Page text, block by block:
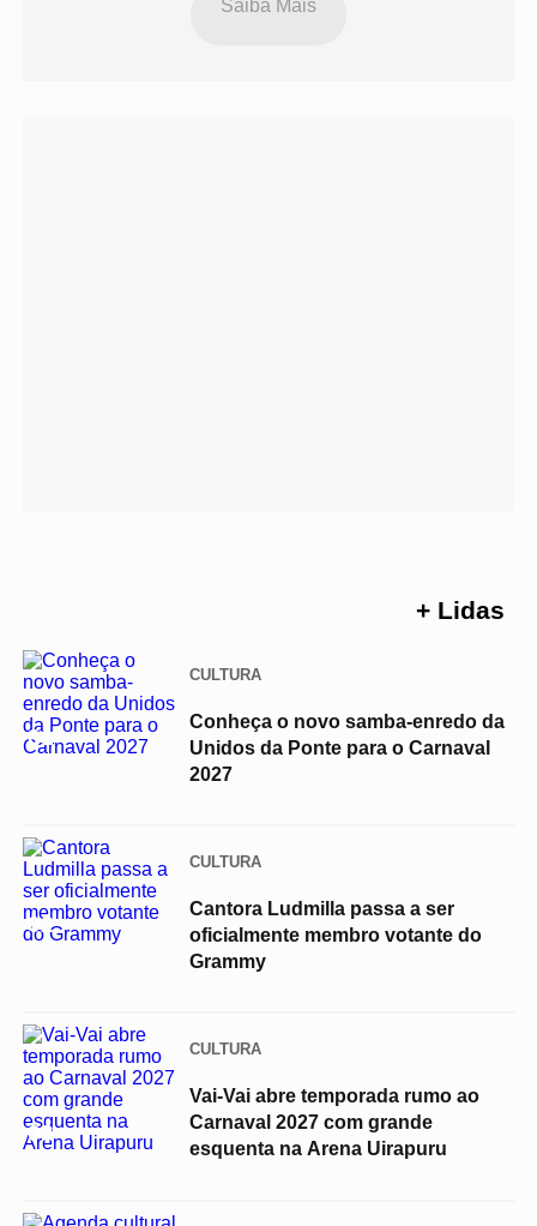
Saiba Mais
+ Lidas
01
CULTURA
Conheça o novo samba-enredo da
Unidos da Ponte para o Carnaval
2027
02
CULTURA
Cantora Ludmilla passa a ser
oficialmente membro votante do
Grammy
03
CULTURA
Vai-Vai abre temporada rumo ao
Carnaval 2027 com grande
esquenta na Arena Uirapuru